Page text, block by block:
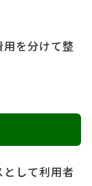
を分けて整
して利用者